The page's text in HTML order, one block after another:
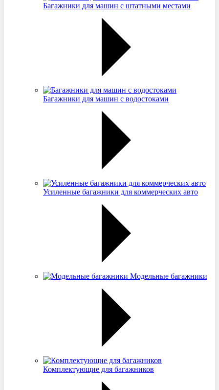
Багажники для машин с штатными местами
Багажники для машин с водостоками
Усиленные багажники для коммерческих авто
Модельные багажники
Комплектующие для багажников